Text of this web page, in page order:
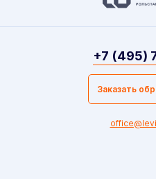
+7 (495)
Заказать